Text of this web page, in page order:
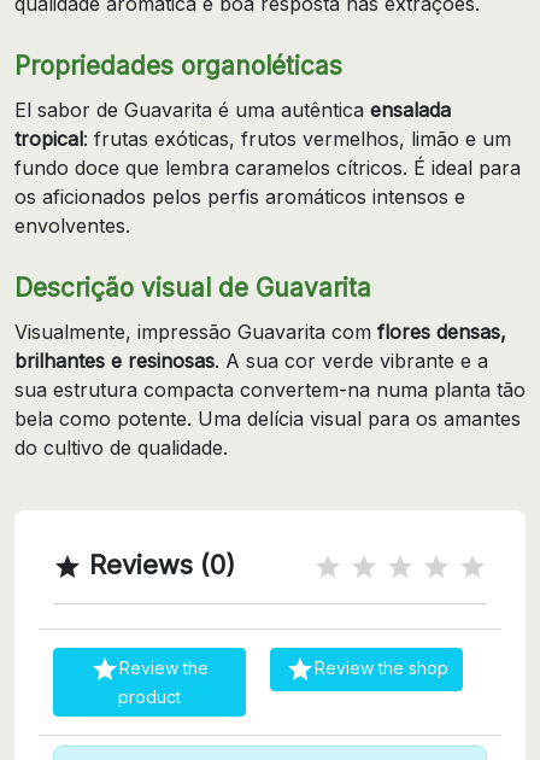
Propriedades organoléticas
El sabor de Guavarita é uma autêntica ensalada
tropical: frutas exóticas, frutos vermelhos, limão e um
fundo doce que lembra caramelos cítricos. É ideal para
os aficionados pelos perfis aromáticos intensos e
envolventes.
Descrição visual de Guavarita
Visualmente, impressão Guavarita com flores densas,
brilhantes e resinosas. A sua cor verde vibrante e a
sua estrutura compacta convertem-na numa planta tão
bela como potente. Uma delícia visual para os amantes
do cultivo de qualidade.
 Reviews (0)
Review the
product
Review the shop